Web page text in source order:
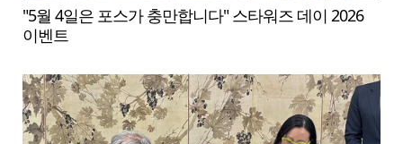
"5월 4일은 포스가 충만합니다" 스타워즈 데이 2026
이벤트